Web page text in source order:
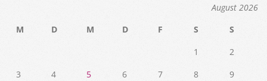
August 2026
M
D M D F S
S
1
2
3
4 5 6 7 8
9